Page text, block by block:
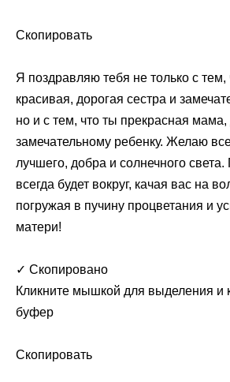
Скопировать
Я поздравляю тебя не только с тем,
красивая, дорогая сестра и
но и с тем, что ты прекрасная
замечательному ребенку. Желаю
лучшего, добра и солнечного
всегда будет вокруг, качая вас на
погружая в пучину процветания и
матери!
✓ Скопировано
Кликните мышкой для выделения и
буфер
Скопировать